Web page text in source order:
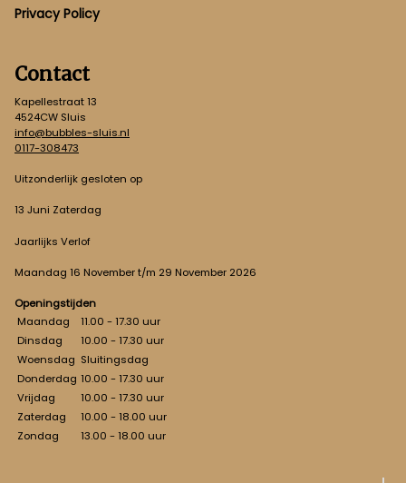
Privacy Policy
Contact
Kapellestraat 13
4524CW Sluis
info@bubbles-sluis.nl
0117-308473
Uitzonderlijk gesloten op
13 Juni Zaterdag
Jaarlijks Verlof
Maandag 16 November t/m 29 November 2026
Openingstijden
Maandag
11.00 - 17.30 uur
Dinsdag
10.00 - 17.30 uur
Woensdag Sluitingsdag
Donderdag 10.00 - 17.30 uur
Vrijdag
10.00 - 17.30 uur
Zaterdag
10.00 - 18.00 uur
Zondag
13.00 - 18.00 uur